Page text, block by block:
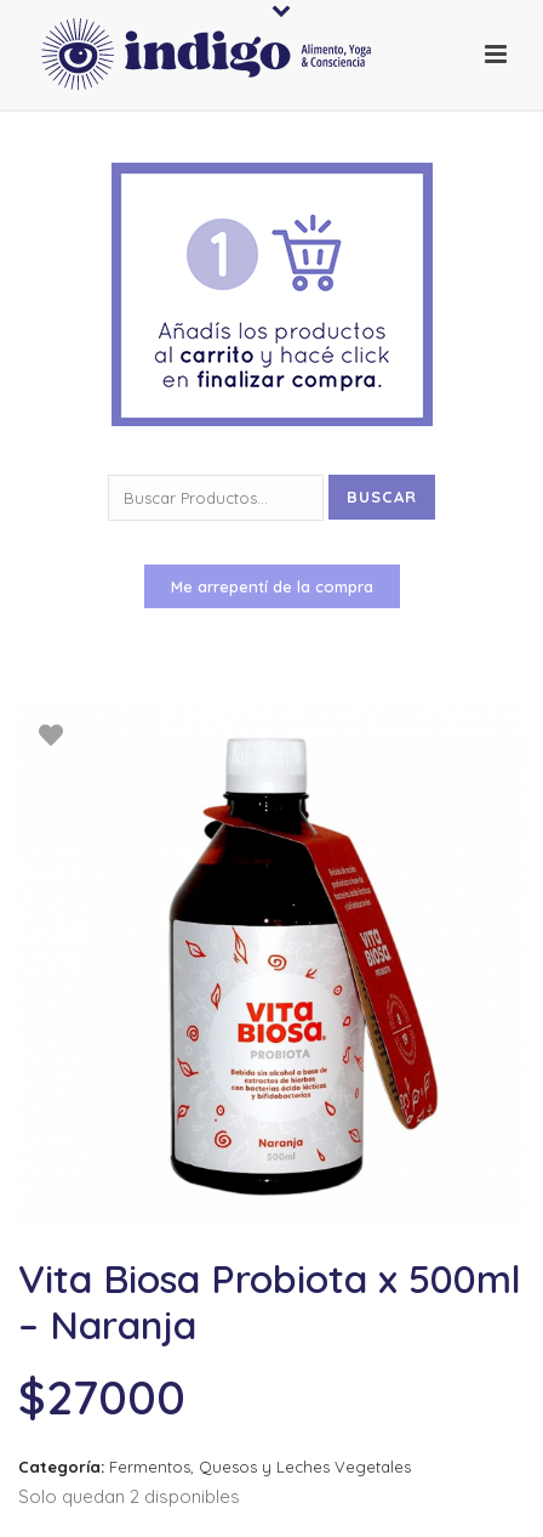
Vita Biosa Probiota x 500ml
– Naranja
$27000
Categoría: Fermentos, Quesos y Leches Vegetales
Solo quedan 2 disponibles
por:
BUSCAR
Me arrepentí de la compra